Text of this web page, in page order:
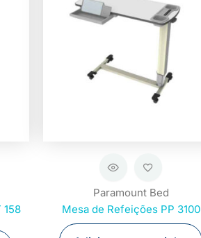
158
Paramount Bed
Mesa de Refeições PP 3100